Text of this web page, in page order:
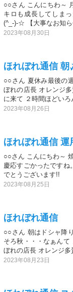
○○さん こんにちわ～
キロも成長してしま
(^_-)-☆ 【大事なお知
2023年08月30日
ほれぼれ通信
○○さん 夏休み最後の
ぼれの店長 オレンジ
に来て ２時間ほどいろ
2023年08月26日
ほれぼれ通信 運
○○さん こんにちわ～
慶応すごかったですね
でとうございます!!
2023年08月25日
ほれぼれ通信
○○さん 朝はドシャ降
そろ秋・・・なぁん
ぼれの店長 オレンジ多
2023年08月23日